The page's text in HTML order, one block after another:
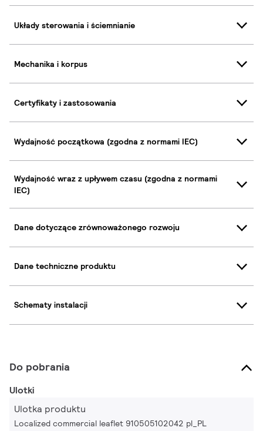
Układy sterowania i ściemnianie
Mechanika i korpus
Certyfikaty i zastosowania
Wydajność początkowa (zgodna z normami IEC)
Wydajność wraz z upływem czasu (zgodna z normami
IEC)
Dane dotyczące zrównoważonego rozwoju
Dane techniczne produktu
Schematy instalacji
Do pobrania
Ulotki
Ulotka produktu
Localized commercial leaflet 910505102042 pl_PL